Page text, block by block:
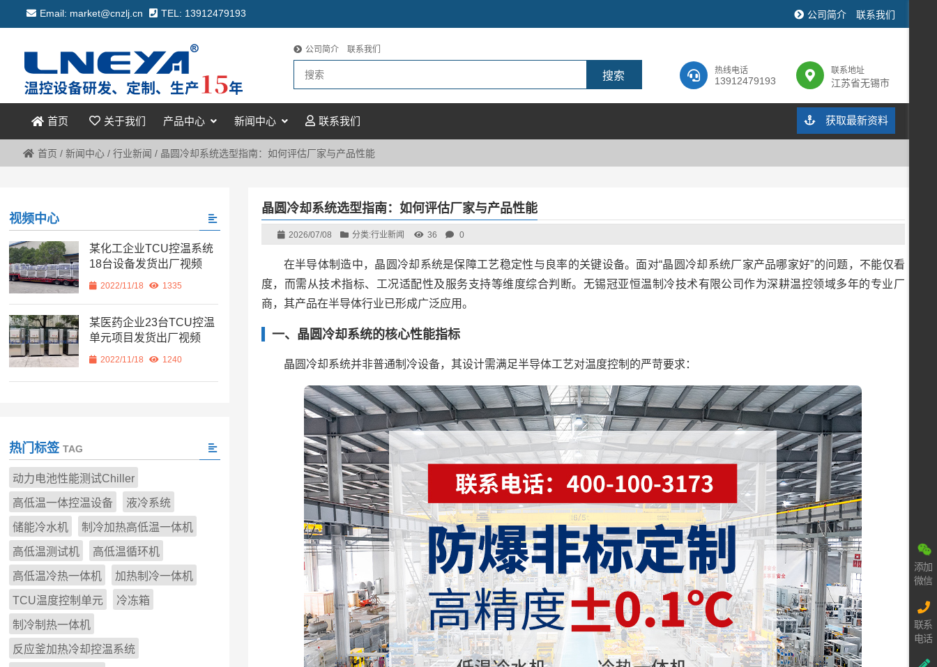
Email: market@cnzlj.cn TEL: 13912479193 公司简介 联系我们
热线电话
13912479193
联系地址
江苏省无锡市
公司简介 联系我们
首页 关于我们 产品中心 新闻中心 联系我们 获取最新资料
首页 / 新闻中心/ 行业新闻 / 晶圆冷却系统选型指南：如何评估厂家与产品性能
晶圆冷却系统选型指南：如何评估厂家与产品性能
2026/07/08 分类:行业新闻 36 0
在半导体制造中，晶圆冷却系统是保障工艺稳定性与良率的关键设备。面对“晶圆冷却系统厂家产品哪家好”的问题，不能仅看
度，而需从技术指标、工况适配性及服务支持等维度综合判断。无锡冠亚恒温制冷技术有限公司作为深耕温控领域多年的专业厂
商，其产品在半导体行业已形成广泛应用。
一、晶圆冷却系统的核心性能指标
晶圆冷却系统并非普通制冷设备，其设计需满足半导体工艺对温度控制的严苛要求：
视频中心
某化工企业TCU控温系统
18台设备发货出厂视频
2022/11/18 1335
某医药企业23台TCU控温
单元项目发货出厂视频
2022/11/18 1240
热门标签 TAG
动力电池性能测试Chiller
高低温一体控温设备 液冷系统
储能冷水机 制冷加热高低温一体机
高低温测试机 高低温循环机
高低温冷热一体机 加热制冷一体机
TCU温度控制单元 冷冻箱
制冷制热一体机
反应釜加热冷却控温系统
添加
微信
联系
电话